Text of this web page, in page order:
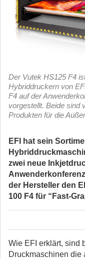
Der Vutek HS125 F4
Hybriddruckern von
F4 auf der
vorgestellt. Beide sind
Produkten für die
EFI hat sein
zwei neue
der Hersteller den
100 F4 für “Fast-
Wie EFI erklärt, sind
Druckmaschinen die